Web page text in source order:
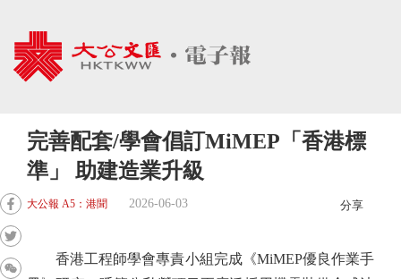
完善配套/學會倡訂MiMEP「香港標
準」 助建造業升級
大公報 A5：港聞 2026-06-03 分享
香港工程師學會專責小組完成《MiMEP優良作業手